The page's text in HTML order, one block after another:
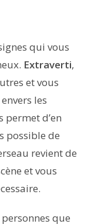
qui vous
Extraverti,
et vous
les
permet d’en
possible de
revient de
et vous
que